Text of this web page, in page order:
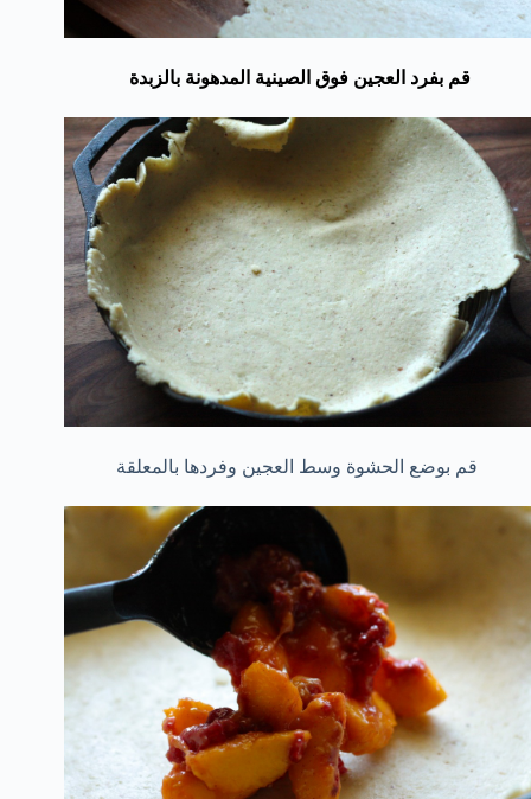
قم بفرد العجين فوق الصينية المدهونة بالزبدة
قم بوضع الحشوة وسط العجين وفردها بالمعلقة